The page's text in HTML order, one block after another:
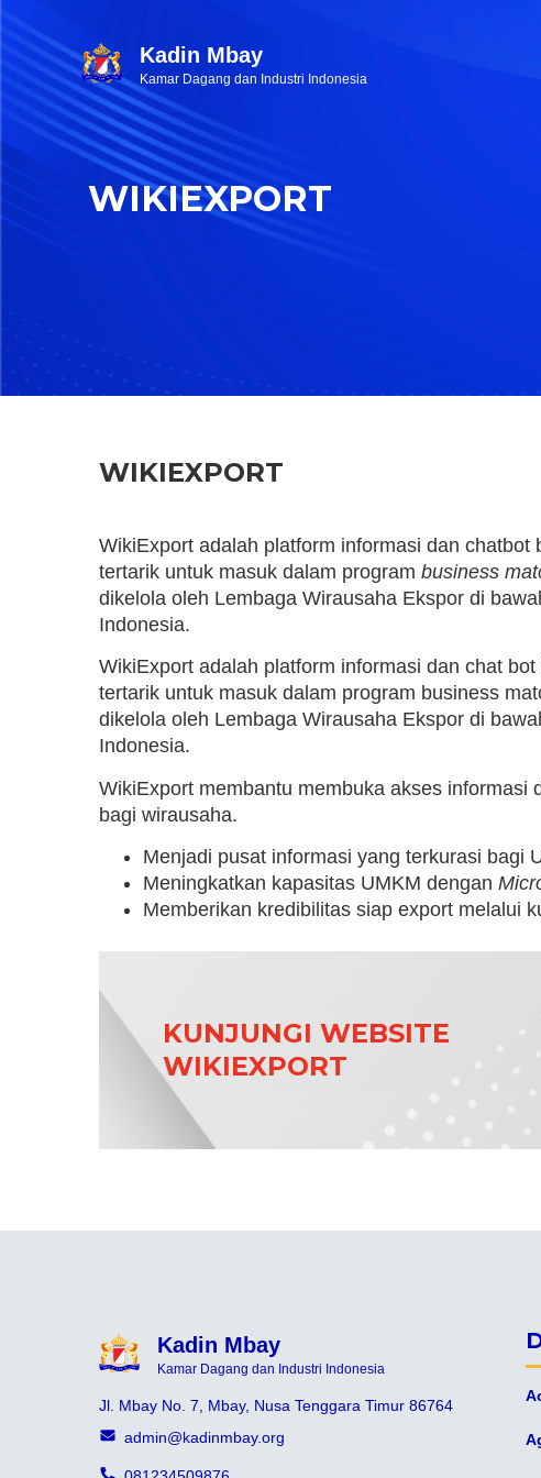
Kadin Mbay
Kamar Dagang dan Industri Indonesia
WIKIEXPORT
WIKIEXPORT
WikiExport adalah platform informasi dan
tertarik untuk masuk dalam program business
dikelola oleh Lembaga Wirausaha Ekspor di
Indonesia.
WikiExport adalah platform informasi dan chat
tertarik untuk masuk dalam program business
dikelola oleh Lembaga Wirausaha Ekspor di
Indonesia.
WikiExport membantu membuka akses informasi
bagi wirausaha.
Menjadi pusat informasi yang terkurasi bagi
Meningkatkan kapasitas UMKM dengan
Memberikan kredibilitas siap export melalui
KUNJUNGI WEBSITE
WIKIEXPORT
Kadin Mbay
Kamar Dagang dan Industri Indonesia
Jl. Mbay No. 7, Mbay, Nusa Tenggara Timur 86764
admin@kadinmbay.org